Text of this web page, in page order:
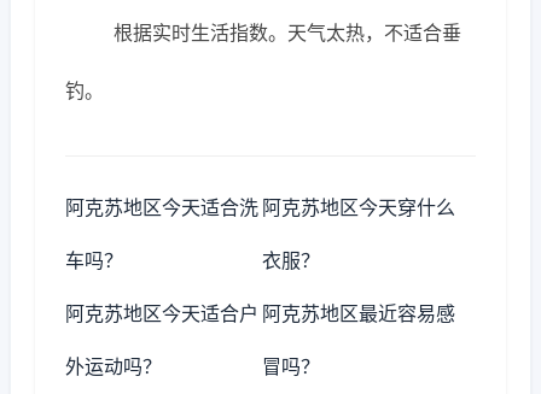
根据实时生活指数。天气太热，不适合垂
钓。
阿克苏地区今天适合洗
车吗？
阿克苏地区今天穿什么
衣服？
阿克苏地区今天适合户
外运动吗？
阿克苏地区最近容易感
冒吗？